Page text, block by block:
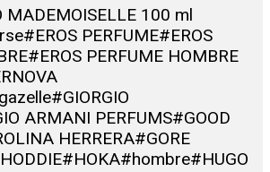
MADEMOISELLE 100 ml
#EROS PERFUME#EROS
#EROS PERFUME HOMBRE
#GIORGIO
ARMANI PERFUMS#GOOD
HERRERA#GORE
#HOKA#hombre#HUGO